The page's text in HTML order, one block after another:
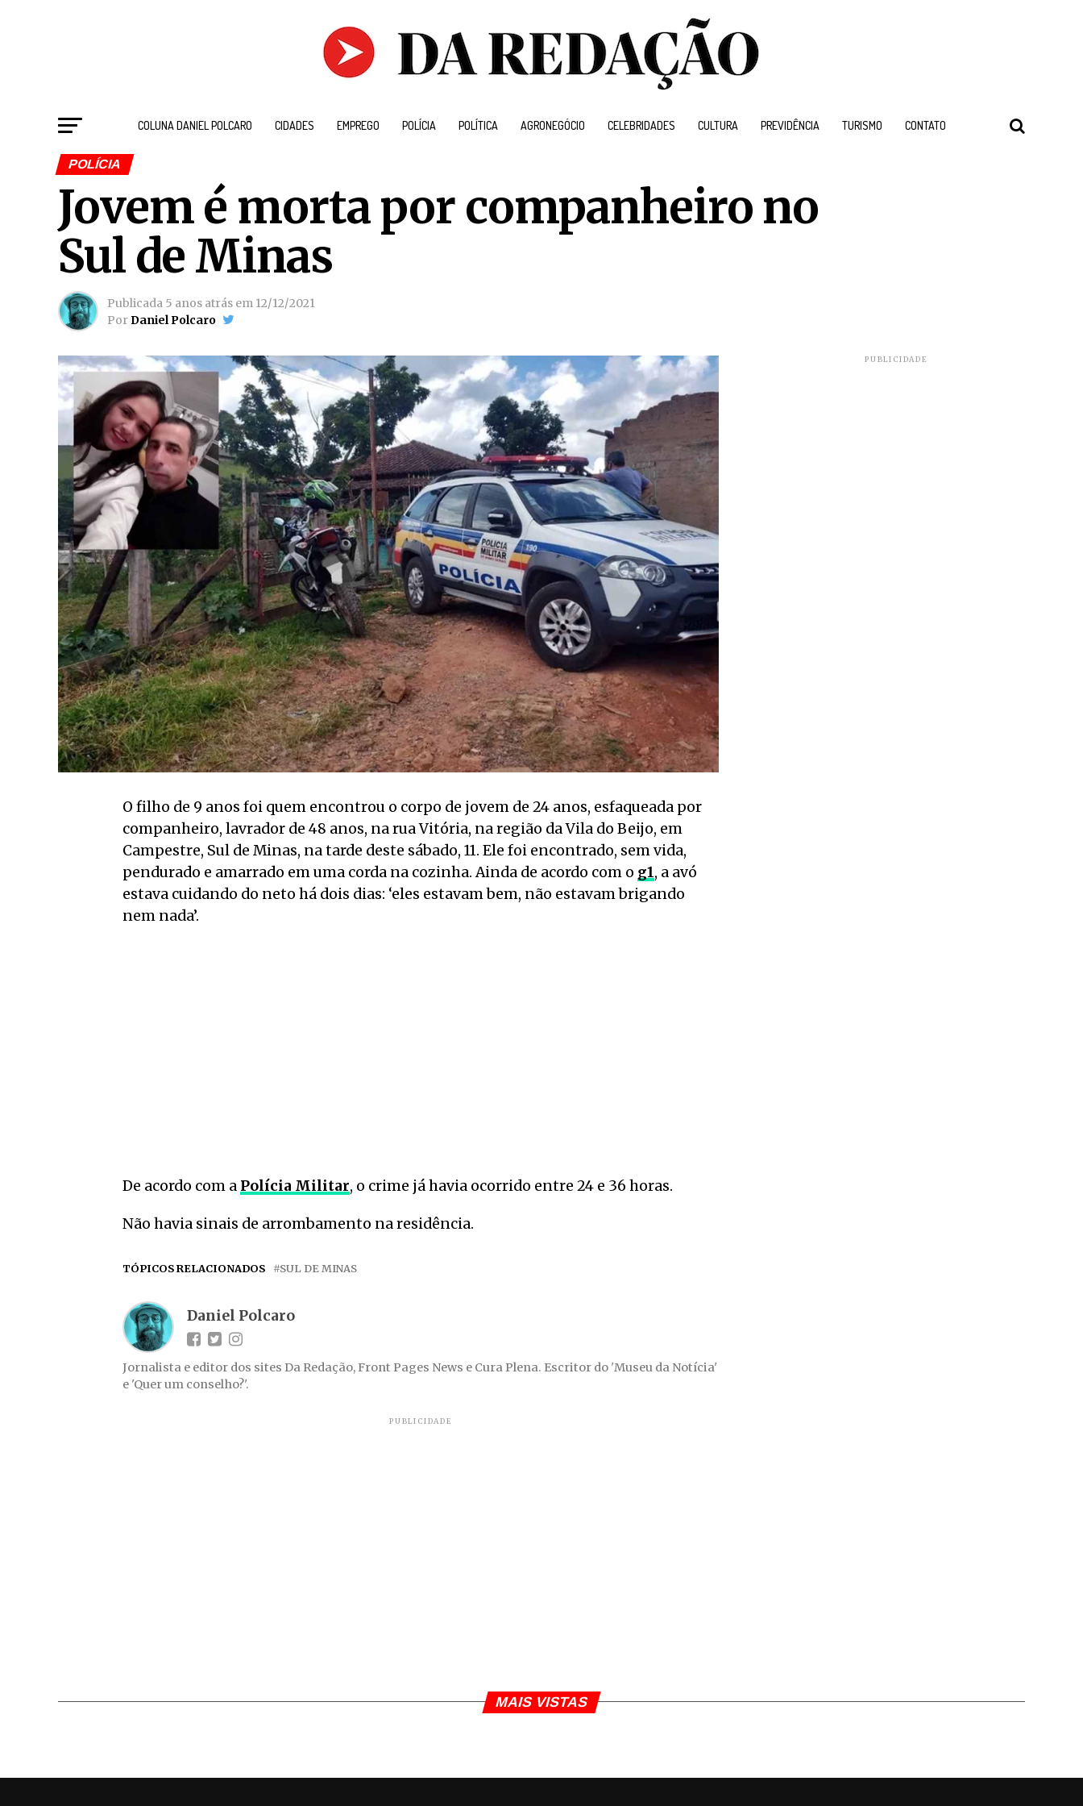
COLUNA DANIEL POLCARO CIDADES EMPREGO POLÍCIA POLÍTICA AGRONEGÓCIO CELEBRIDADES CULTURA PREVIDÊNCIA TURISMO CONTATO
POLÍCIA
Jovem é morta por companheiro no
Sul de Minas
Publicada 5 anos atrás em 12/12/2021
PorDaniel Polcaro
O filho de 9 anos foi quem encontrou o corpo de jovem de 24 anos, esfaqueada por
companheiro, lavrador de 48 anos, na rua Vitória, na região da Vila do Beijo, em
Campestre, Sul de Minas, na tarde deste sábado, 11. Ele foi encontrado, sem vida,
pendurado e amarrado em uma corda na cozinha. Ainda de acordo com o g1, a avó
estava cuidando do neto há dois dias: ‘eles estavam bem, não estavam brigando
nem nada’.
De acordo com a Polícia Militar, o crime já havia ocorrido entre 24 e 36 horas.
Não havia sinais de arrombamento na residência.
TÓPICOS RELACIONADOS SUL DE MINAS
Daniel Polcaro
Jornalista e editor dos sites Da Redação, Front Pages News e Cura Plena. Escritor do 'Museu da Notícia'
e 'Quer um conselho?'.
PUBLICIDADE
PUBLICIDADE
MAIS VISTAS